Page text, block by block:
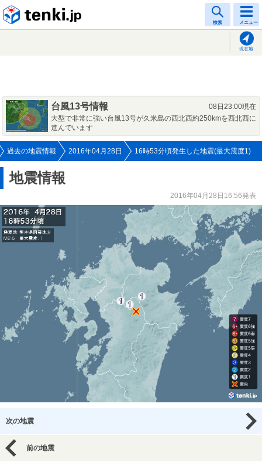
検索 メニュー
現在地
台風13号情報
08日23:00現在
大型で非常に強い台風13号が久米島の西北西約250kmを西北西に
進んでいます
過去の地震情報 2016年04月28日 16時53分頃発生した地震(最大震度1)
地震情報
2016年04月28日16:56発表
次の地震
前の地震